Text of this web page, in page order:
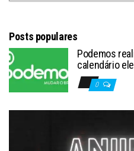
Posts populares
Podemos
calendário
0